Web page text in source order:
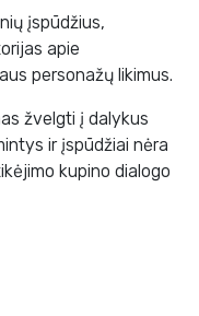
įspūdžius,
apie
personažų likimus.
žvelgti į dalykus
ir įspūdžiai nėra
kupino dialogo